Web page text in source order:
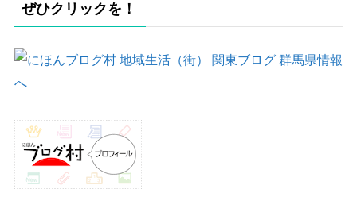
ぜひクリックを！